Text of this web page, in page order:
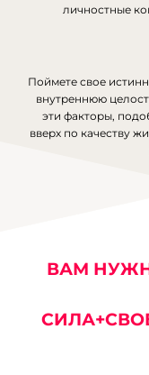
личностные
Поймете свое
внутреннюю
эти факторы,
вверх по качеству
ВАМ